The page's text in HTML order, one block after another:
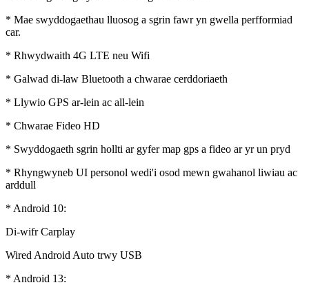
* Mae swyddogaethau lluosog a sgrin fawr yn gwella perfformiad
car.
* Rhwydwaith 4G LTE neu Wifi
* Galwad di-law Bluetooth a chwarae cerddoriaeth
* Llywio GPS ar-lein ac all-lein
* Chwarae Fideo HD
* Swyddogaeth sgrin hollti ar gyfer map gps a fideo ar yr un pryd
* Rhyngwyneb UI personol wedi'i osod mewn gwahanol liwiau ac
arddull
* Android 10:
Di-wifr Carplay
Wired Android Auto trwy USB
* Android 13: